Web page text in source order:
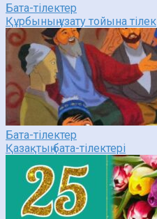
Бата-тілектер
Құрбының ұзату тойына тілек
Бата-тілектер
Қазақтың бата-тілектері